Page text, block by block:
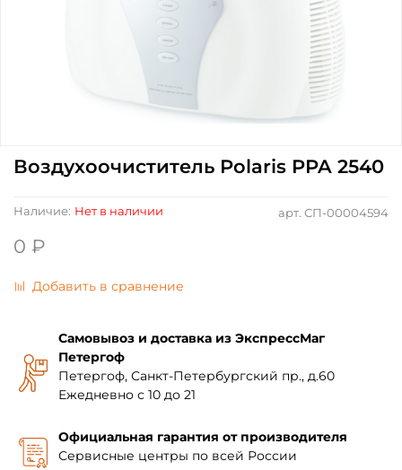
арт. СП-00004594
Наличие: Нет в наличии
Воздухоочиститель Polaris PPA 2540
0 ₽
Добавить в сравнение
Самовывоз и доставка из ЭкспрессМаг
Петергоф
Петергоф, Санкт-Петербургский пр., д.60
Ежедневно с 10 до 21
Официальная гарантия от производителя
Сервисные центры по всей России